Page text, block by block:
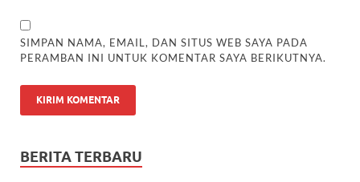
SIMPAN NAMA, EMAIL, DAN SITUS WEB SAYA PADA
PERAMBAN INI UNTUK KOMENTAR SAYA BERIKUTNYA.
BERITA TERBARU